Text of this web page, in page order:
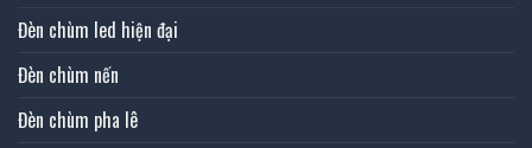
Đèn chùm led hiện đại
Đèn chùm nến
Đèn chùm pha lê